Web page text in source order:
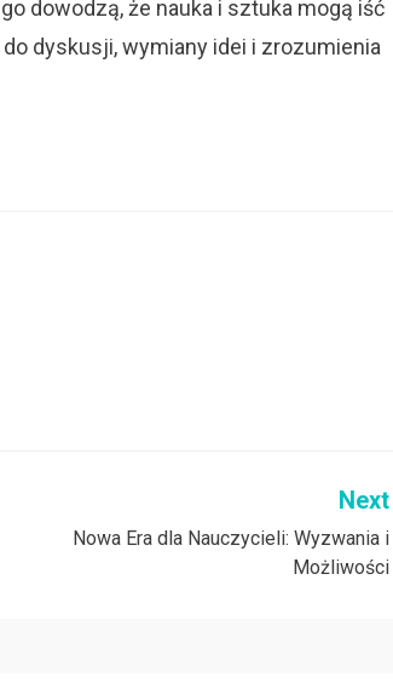
dowodzą, że nauka i sztuka mogą iść
dyskusji, wymiany idei i zrozumienia
Next
Nowa Era dla Nauczycieli: Wyzwania i
Możliwości